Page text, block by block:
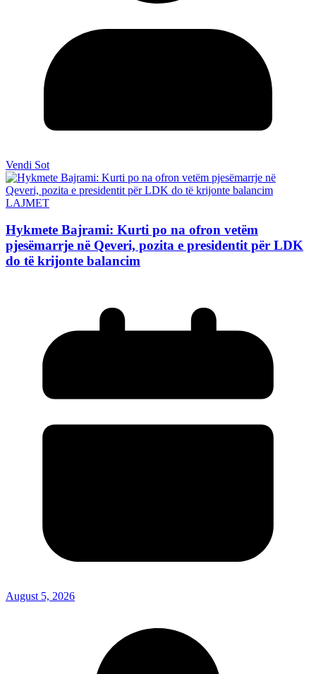
Vendi Sot
LAJMET
Hykmete Bajrami: Kurti po na ofron vetëm
pjesëmarrje në Qeveri, pozita e presidentit për LDK
do të krijonte balancim
August 5, 2026